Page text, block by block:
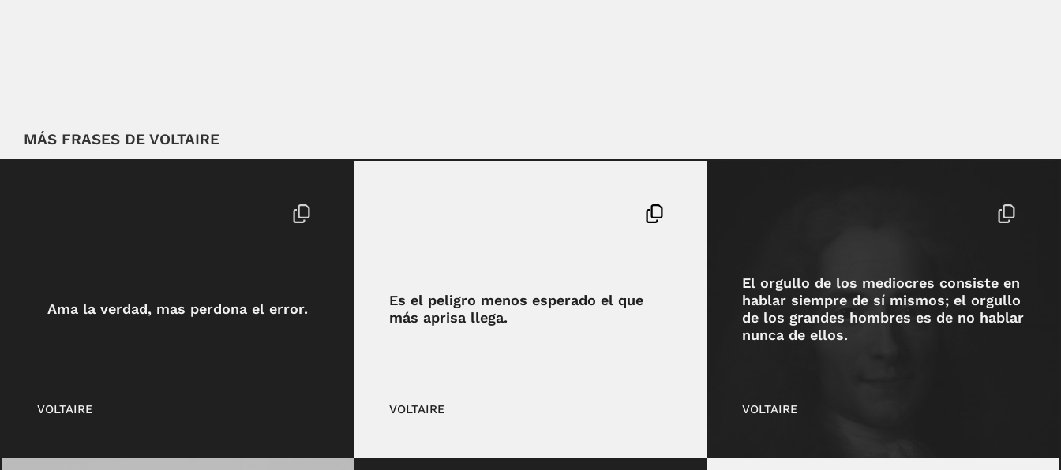
MÁS FRASES DE VOLTAIRE
Ama la verdad, mas perdona el error.
VOLTAIRE
Es el peligro menos esperado el que
más aprisa llega.
VOLTAIRE
El orgullo de los mediocres consiste en
hablar siempre de sí mismos; el orgullo
de los grandes hombres es de no hablar
nunca de ellos.
VOLTAIRE